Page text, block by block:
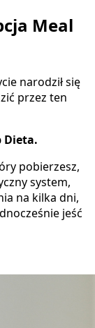
Meal
narodził się
przez ten
Dieta.
pobierzesz,
system,
na kilka dni,
jeść